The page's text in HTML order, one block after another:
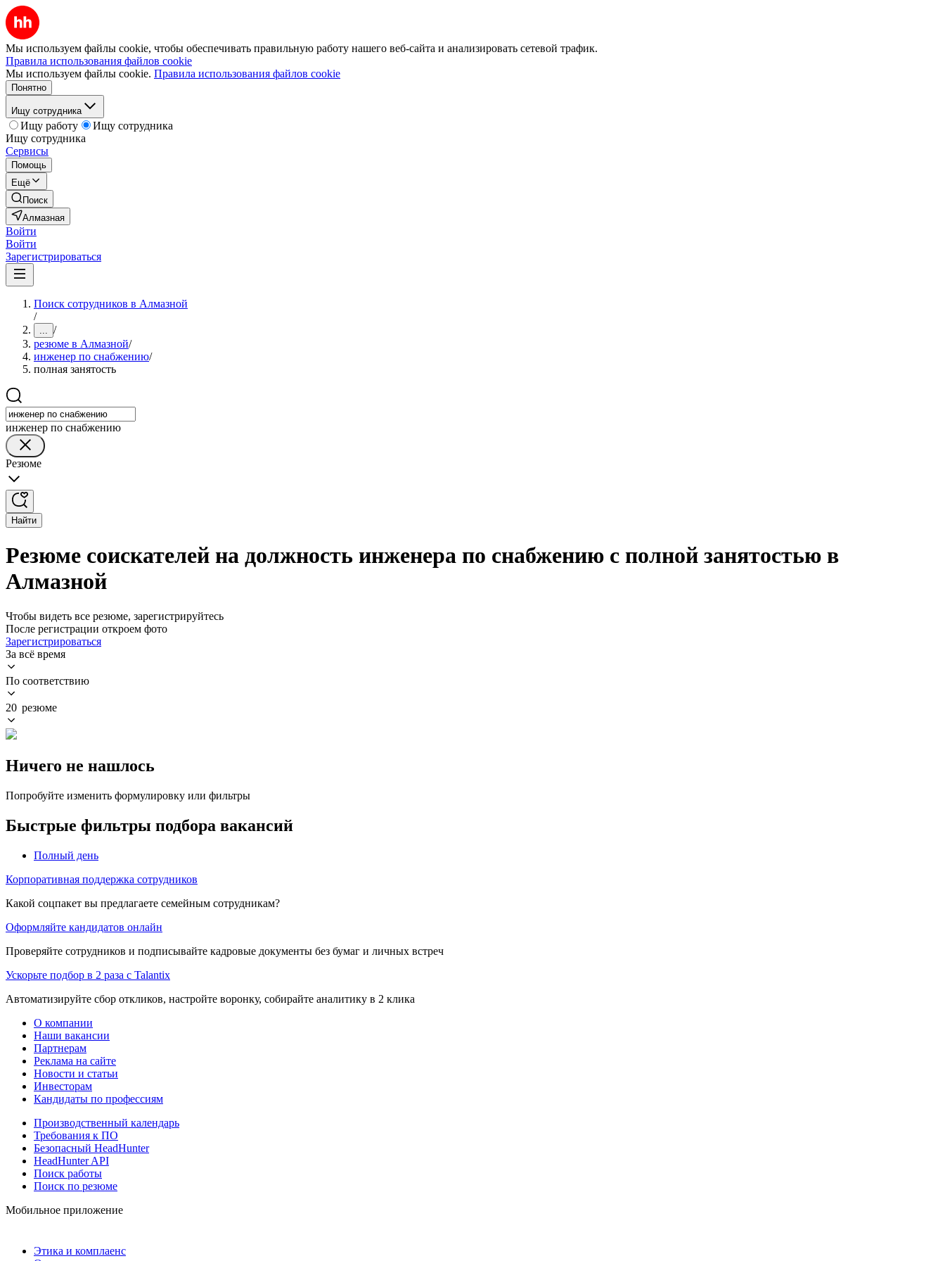
Мы используем файлы cookie, чтобы обеспечивать правильную работу нашего веб-сайта и анализировать сетевой трафик.
Правила использования файлов cookie
Мы используем файлы cookie. Правила использования файлов cookie
Понятно
Ищу сотрудника
Ищу работу
Ищу сотрудника
Ищу сотрудника
Сервисы
Помощь
Ещё
Поиск
Алмазная
Войти
Войти
Зарегистрироваться
Поиск сотрудников в Алмазной
/
... /
резюме в Алмазной/
инженер по снабжению/
полная занятость
инженер по снабжению
Резюме
Найти
Резюме соискателей на должность инженера по снабжению с полной занятостью в
Алмазной
Чтобы видеть все резюме, зарегистрируйтесь
После регистрации откроем фото
Зарегистрироваться
За всё время
По соответствию
20 резюме
Ничего не нашлось
Попробуйте изменить формулировку или фильтры
Быстрые фильтры подбора вакансий
Полный день
Корпоративная поддержка сотрудников
Какой соцпакет вы предлагаете семейным сотрудникам?
Оформляйте кандидатов онлайн
Проверяйте сотрудников и подписывайте кадровые документы без бумаг и личных встреч
Ускорьте подбор в 2 раза с Talantix
Автоматизируйте сбор откликов, настройте воронку, собирайте аналитику в 2 клика
О компании
Наши вакансии
Партнерам
Реклама на сайте
Новости и статьи
Инвесторам
Кандидаты по профессиям
Производственный календарь
Требования к ПО
Безопасный HeadHunter
HeadHunter API
Поиск работы
Поиск по резюме
Мобильное приложение
Этика и комплаенс